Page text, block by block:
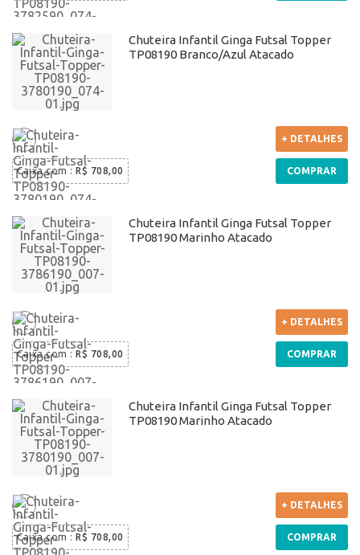
Chuteira Infantil Ginga Futsal Topper
TP08190 Branco/Azul Atacado
Caixa com : R$ 708,00
+ DETALHES
COMPRAR
Chuteira Infantil Ginga Futsal Topper
TP08190 Marinho Atacado
Caixa com : R$ 708,00
+ DETALHES
COMPRAR
Chuteira Infantil Ginga Futsal Topper
TP08190 Marinho Atacado
Caixa com : R$ 708,00
+ DETALHES
COMPRAR